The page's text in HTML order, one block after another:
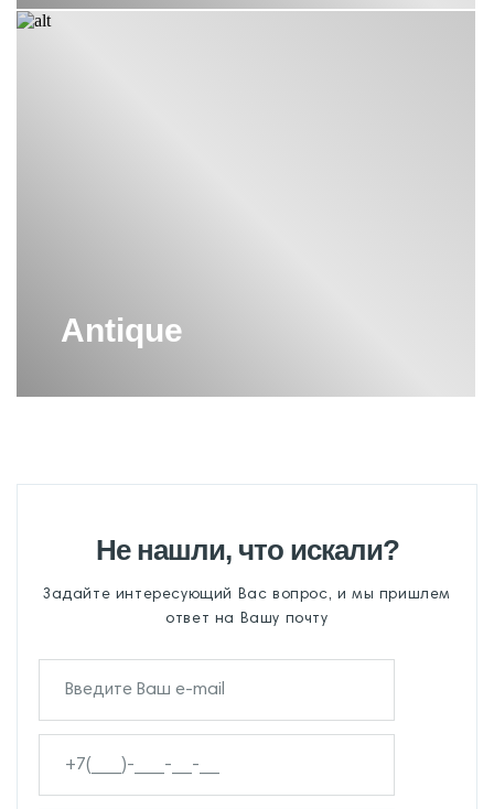
Antique
Не нашли, что искали?
Задайте интересующий Вас вопрос, и мы пришлем
ответ на Вашу почту